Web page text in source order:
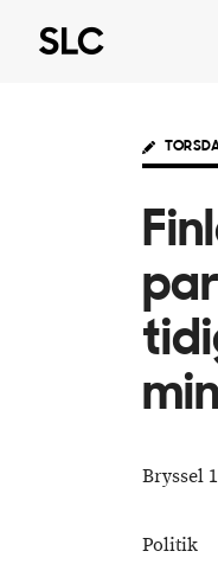
Bryssel
Politik